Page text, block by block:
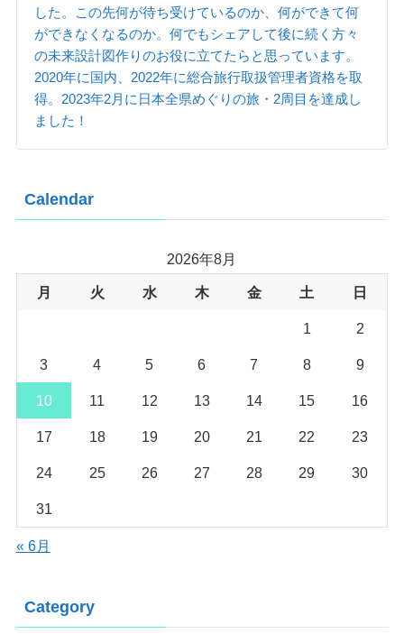
した。この先何が待ち受けているのか、何ができて何
ができなくなるのか。何でもシェアして後に続く方々
の未来設計図作りのお役に立てたらと思っています。
2020年に国内、2022年に総合旅行取扱管理者資格を取
得。2023年2月に日本全県めぐりの旅・2周目を達成し
ました！
Calendar
2026年8月
月 火 水 木 金 土 日
1 2
3 4 5 6 7 8 9
10 11 12 13 14 15 16
17 18 19 20 21 22 23
24 25 26 27 28 29 30
31
« 6月
Category